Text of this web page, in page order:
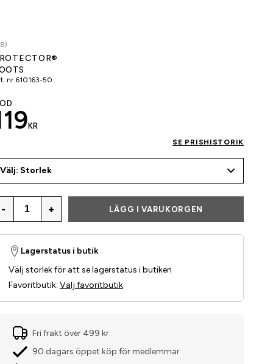
nr 610163-50
KR
SE PRISHISTORIK
Välj: Storlek
- + LÄGG I VARUKORGEN
Lagerstatus i butik
Välj storlek för att se lagerstatus i butiken
Favoritbutik: Välj favoritbutik
Fri frakt över 499 kr
90 dagars öppet köp för medlemmar